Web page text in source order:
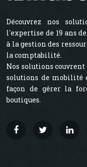
Découvrez nos
l'expertise de 19 ans
à la gestion des
la comptabilité.
Nos solutions
solutions de mobilité
façon de gérer la
boutiques.